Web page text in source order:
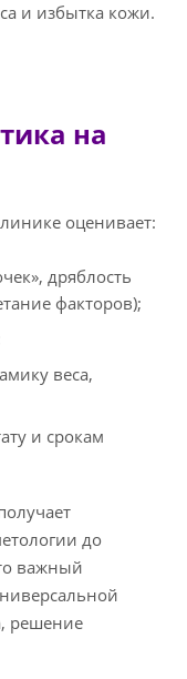
и избытка кожи.
на
оценивает:
дряблость
факторов);
веса,
и срокам
до
важный
решение